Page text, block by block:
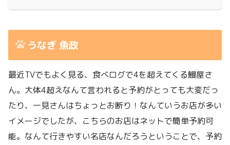
うなぎ 魚政
最近TVでもよく見る、食べログで4を超えてくる鰻屋さ
ん。大体4超えなんて言われると予約がとっても大変だっ
たり、一見さんはちょっとお断り！なんていうお店が多い
イメージでしたが、こちらのお店はネットで簡単予約可
能。なんて行きやすい名店なんだろうということで、予約